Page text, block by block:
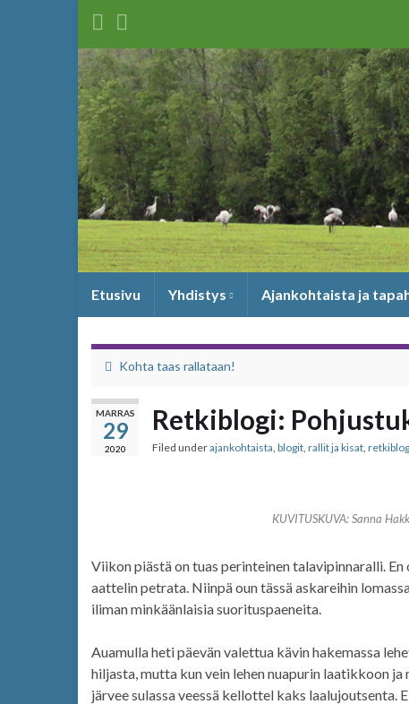
Etusivu Yhdistys Ajankohtaista ja
Kohta taas rallataan!
MARRAS
29
2020
Retkiblogi:
Filed underajankohtaista, blogit, rallit ja kisat,
KUVITUSKUVA: Sanna
Viikon piästä on tuas perinteinen talavipinnaralli.
aattelin petrata. Niinpä oun tässä askareihin
iliman minkäänlaisia suorituspaeneita.
Auamulla heti päevän valettua kävin hakemassa
hiljasta, mutta kun vein lehen nuapurin laatikkoon ja
järvee sulassa veessä kellottel kaks laalujoutsenta.